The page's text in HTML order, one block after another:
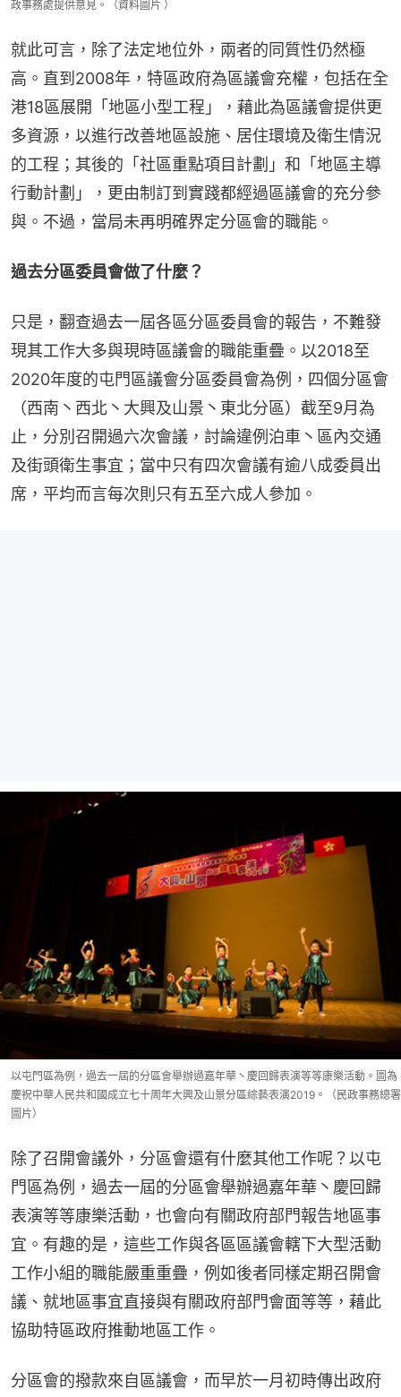
政事務處提供意見。（資料圖片 ）
就此可言，除了法定地位外，兩者的同質性仍然極
高。直到2008年，特區政府為區議會充權，包括在全
港18區展開「地區小型工程」，藉此為區議會提供更
多資源，以進行改善地區設施、居住環境及衛生情況
的工程；其後的「社區重點項目計劃」和「地區主導
行動計劃」，更由制訂到實踐都經過區議會的充分參
與。不過，當局未再明確界定分區會的職能。
過去分區委員會做了什麼？
只是，翻查過去一屆各區分區委員會的報告，不難發
現其工作大多與現時區議會的職能重疊。以2018至
2020年度的屯門區議會分區委員會為例，四個分區會
（西南丶西北丶大興及山景丶東北分區）截至9月為
止，分別召開過六次會議，討論違例泊車丶區內交通
及街頭衛生事宜；當中只有四次會議有逾八成委員出
席，平均而言每次則只有五至六成人參加。
以屯門區為例，過去一屆的分區會舉辦過嘉年華丶慶回歸表演等等康樂活動。圖為
慶祝中華人民共和國成立七十周年大興及山景分區綜藝表演2019。（民政事務總署
圖片）
除了召開會議外，分區會還有什麼其他工作呢？以屯
門區為例，過去一屆的分區會舉辦過嘉年華丶慶回歸
表演等等康樂活動，也會向有關政府部門報告地區事
宜。有趣的是，這些工作與各區區議會轄下大型活動
工作小組的職能嚴重重疊，例如後者同樣定期召開會
議、就地區事宜直接與有關政府部門會面等等，藉此
協助特區政府推動地區工作。
分區會的撥款來自區議會，而早於一月初時傳出政府